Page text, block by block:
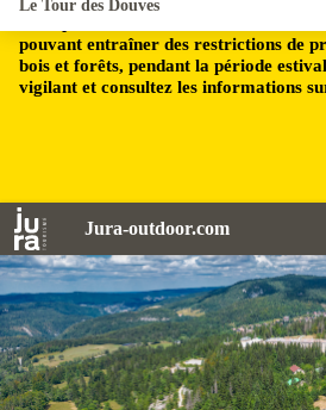
pouvant entraîner des restrictions de
bois et forêts, pendant la période
vigilant et consultez les informations
Jura-outdoor.com
Le Tour des Douves
SB-SOGESTAR